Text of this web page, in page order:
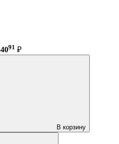
91 ₽
В корзину